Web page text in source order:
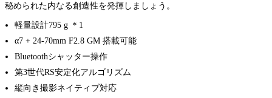
秘められた内なる創造性を発揮しましょう。
軽量設計795 g ＊1
α7 + 24-70mm F2.8 GM 搭載可能
Bluetoothシャッター操作
第3世代RS安定化アルゴリズム
縦向き撮影ネイティブ対応